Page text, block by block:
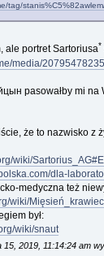
tag/
ale portret Sartoriusa*
media/
pasowałby mi na
że to nazwisko z
wiki/
dla-
medyczna też
wiki/
był:
wiki/snaut
2019, 11:14:24 am